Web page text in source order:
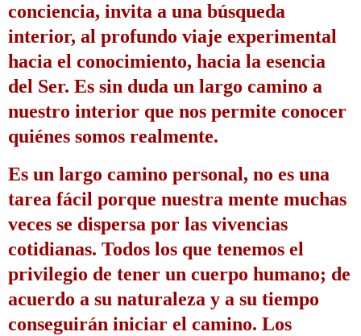
conciencia, invita a una búsqueda
interior, al profundo viaje experimental
hacia el conocimiento, hacia la esencia
del Ser. Es sin duda un largo camino a
nuestro interior que nos permite conocer
quiénes somos realmente.
Es un largo camino personal, no es una
tarea fácil porque nuestra mente muchas
veces se dispersa por las vivencias
cotidianas. Todos los que tenemos el
privilegio de tener un cuerpo humano; de
acuerdo a su naturaleza y a su tiempo
conseguirán iniciar el camino. Los